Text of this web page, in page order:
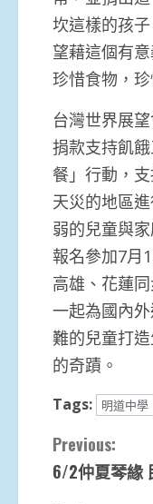
坎這樣的孩
望藉這個有
珍惜食物，珍
台灣世界展
捐款支持飢
餐」行動，
天災的地區
弱的兒童與
報名參加7月
高雄、花蓮
一起為國內
難的兒童打
的奇蹟。
Tags: 明道中學
Continue
Reading
Previous:
6/2仲夏琴緣